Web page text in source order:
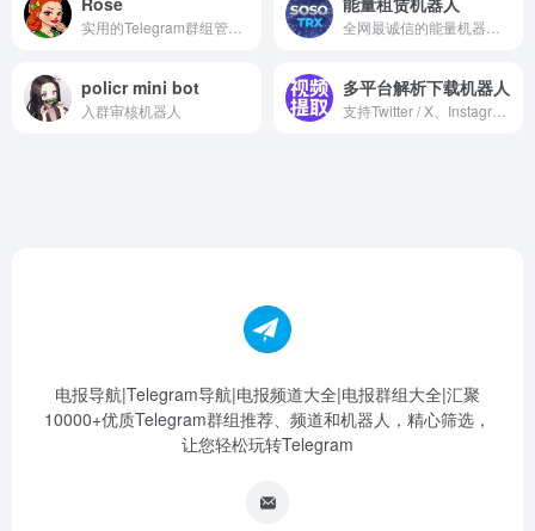
policr mini bot
入群审核机器人
多平台解析下载机器人
电报导航|Telegram导航|电报频道大全|电报群组大全|汇聚
10000+优质Telegram群组推荐、频道和机器人，精心筛选，
让您轻松玩转Telegram